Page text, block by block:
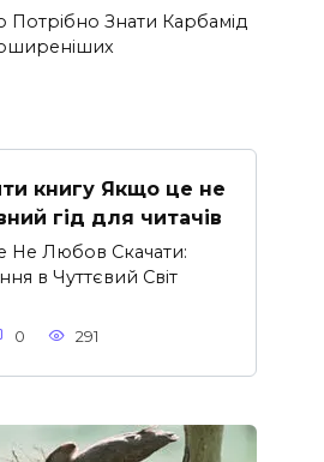
Потрібно Знати Карбамід
книгу Якщо це не
гід для читачів
Не Любов Скачати:
в Чуттєвий Світ
0 291